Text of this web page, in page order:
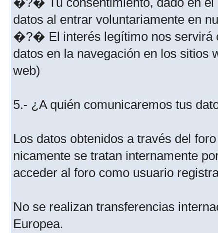
datos al entrar voluntariamente en
�?� El interés legítimo nos servirá
datos en la navegación en los sitios
web)
5.- ¿A quién comunicaremos tus
Los datos obtenidos a través del
nicamente se tratan internamente
acceder al foro como usuario
No se realizan transferencias
Europea.